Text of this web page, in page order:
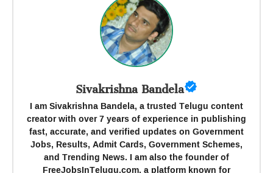
Sivakrishna Bandela
I am Sivakrishna Bandela, a trusted Telugu content
creator with over 7 years of experience in publishing
fast, accurate, and verified updates on Government
Jobs, Results, Admit Cards, Government Schemes,
and Trending News. I am also the founder of